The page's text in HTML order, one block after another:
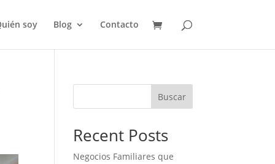
soy Blog Contacto
Buscar
Recent Posts
Negocios Familiares que